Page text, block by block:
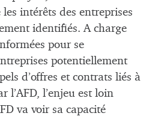
intérêts des entreprises
identifiés. A charge
pour se
potentiellement
d’offres et contrats liés à
l’AFD, l’enjeu est loin
va voir sa capacité